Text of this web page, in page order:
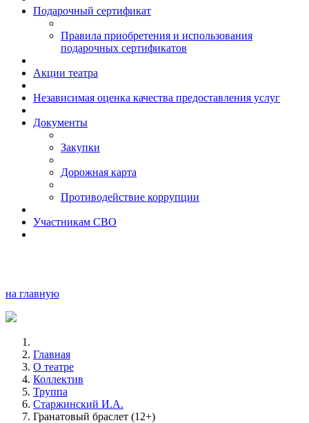
Подарочный сертификат
Правила приобретения и использования
подарочных сертификатов
Акции театра
Независимая оценка качества предоставления услуг
Документы
Закупки
Дорожная карта
Противодействие коррупции
Участникам СВО
на главную
Главная
О театре
Коллектив
Труппа
Старжинский И.А.
Гранатовый браслет (12+)